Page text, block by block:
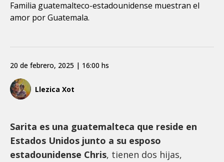
Familia guatemalteco-estadounidense muestran el
amor por Guatemala.
Llezica Xot
20 de febrero, 2025 | 16:00 hs
Sarita es una guatemalteca que reside en
Estados Unidos junto a su esposo
estadounidense Chris, tienen dos hijas,